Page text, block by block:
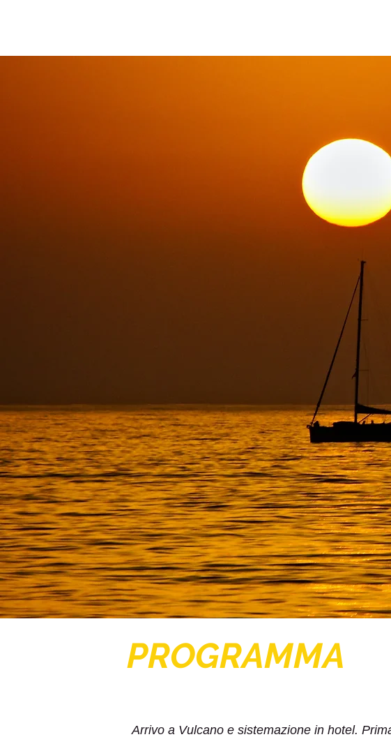
PROGRAMMA
Arrivo a Vulcano e sistemazione in hotel.